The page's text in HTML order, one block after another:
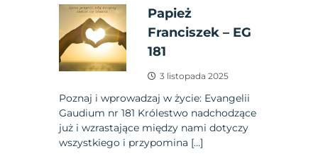
Papież
Franciszek – EG
181
3 listopada 2025
Poznaj i wprowadzaj w życie: Evangelii
Gaudium nr 181 Królestwo nadchodzące
już i wzrastające między nami dotyczy
wszystkiego i przypomina […]